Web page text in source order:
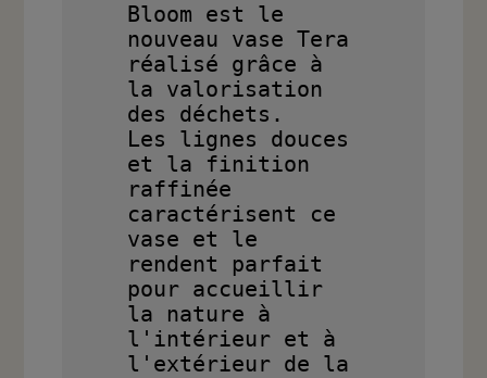
Bloom est le
nouveau vase Tera
réalisé grâce à
la valorisation
des déchets.
Les lignes douces
et la finition
raffinée
caractérisent ce
vase et le
rendent parfait
pour accueillir
la nature à
l'intérieur et à
l'extérieur de la